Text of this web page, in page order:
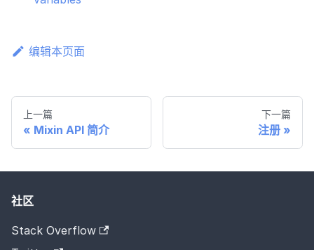
编辑本页面
上一篇
Mixin API 简介
下一篇
注册
社区
Stack Overflow